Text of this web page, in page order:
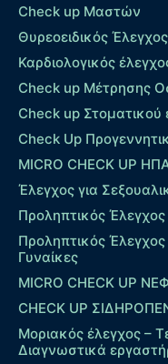
Check up Μαστών
Θυρεοειδικός Έλεγχος
Καρδιολογικός
Check up Mέτρησης
Check up Στοματικού
Check Up
MICRO CHECK UP
Έλεγχος για
Προληπτικός
Προληπτικός
Γυναίκες
MICRO CHECK UP
CHECK UP
Μοριακός έλεγχος –
Διαγνωστικά